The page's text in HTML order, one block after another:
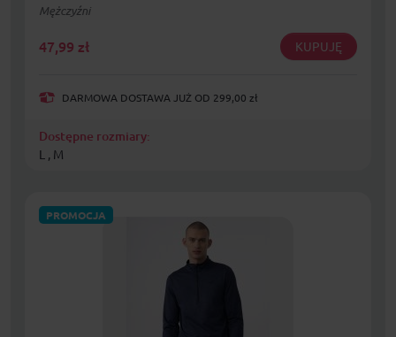
Mężczyźni
47,99 zł KUPUJĘ
DARMOWA DOSTAWA JUŻ OD 299,00 zł
Dostępne rozmiary:
L , M
PROMOCJA